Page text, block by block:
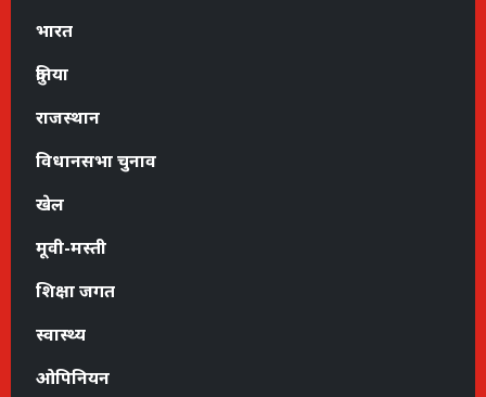
भारत
दुनिया
राजस्थान
विधानसभा चुनाव
खेल
मूवी-मस्ती
शिक्षा जगत
स्वास्थ्य
ओपिनियन